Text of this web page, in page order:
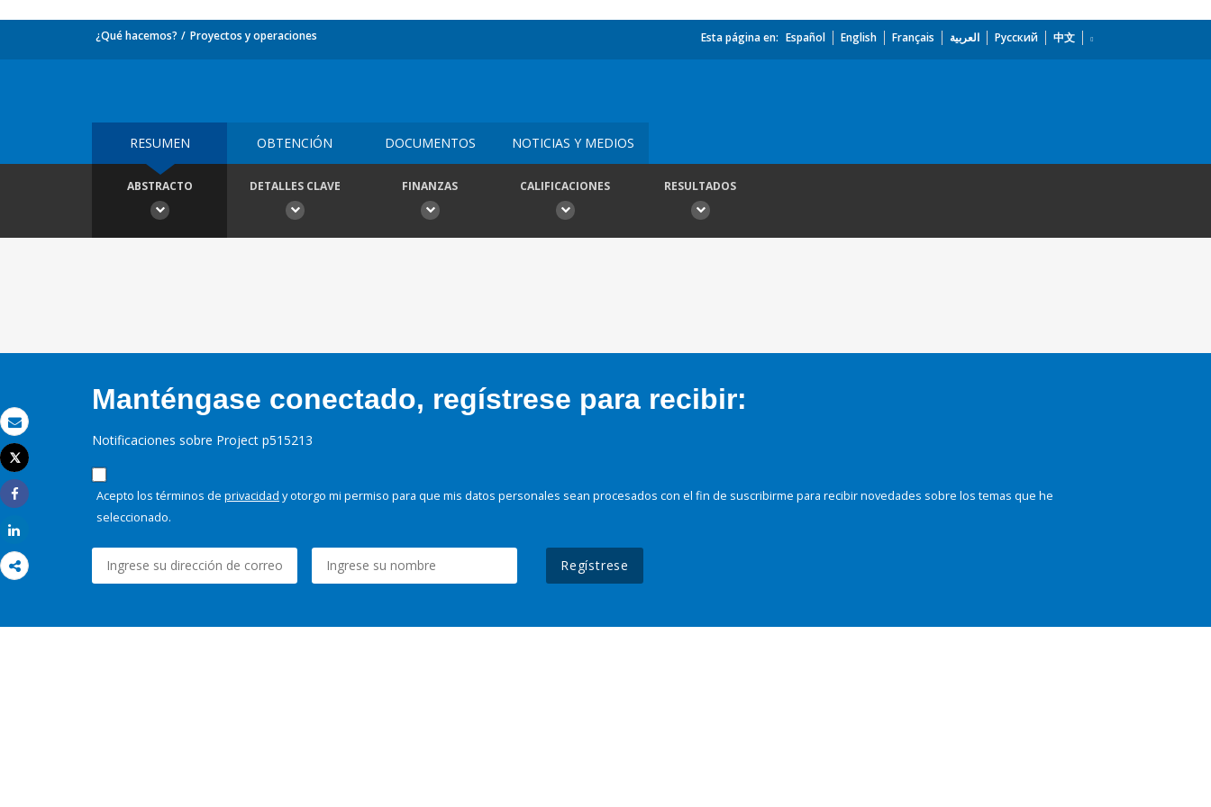
Correo electrónico
Imprimir
Tweet
Share
¿Qué hacemos? Proyectos y operaciones Esta página en: Español English Français العربية Русский 中文
RESUMEN OBTENCIÓN DOCUMENTOS NOTICIAS Y MEDIOS
ABSTRACTO DETALLES CLAVE FINANZAS CALIFICACIONES RESULTADOS
Manténgase conectado, regístrese para recibir:
Notificaciones sobre Project p515213
Acepto los términos de privacidad y otorgo mi permiso para que mis datos personales sean procesados con el fin de suscribirme para recibir novedades sobre los temas que he
seleccionado.
Regístrese